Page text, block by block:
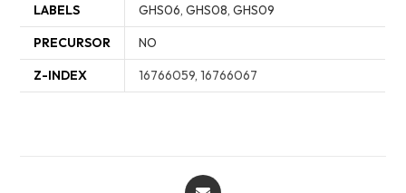
LABELS
GHS06,GHS08,GHS09
PRECURSOR
NO
Z-INDEX
16766059, 16766067
Opent